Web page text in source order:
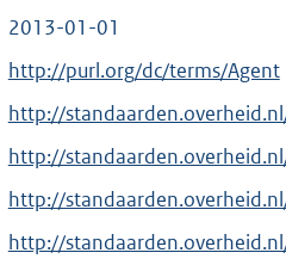
2013-01-01
E
x
e
r
n
http://purl.org/dc/terms/Agent
http://
http://
http://
http://